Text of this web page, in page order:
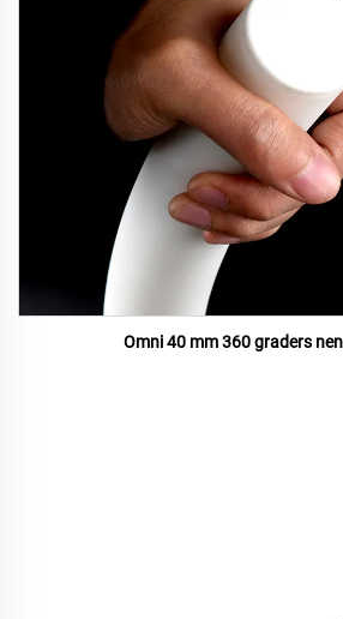
Omni 40 mm 360 graders